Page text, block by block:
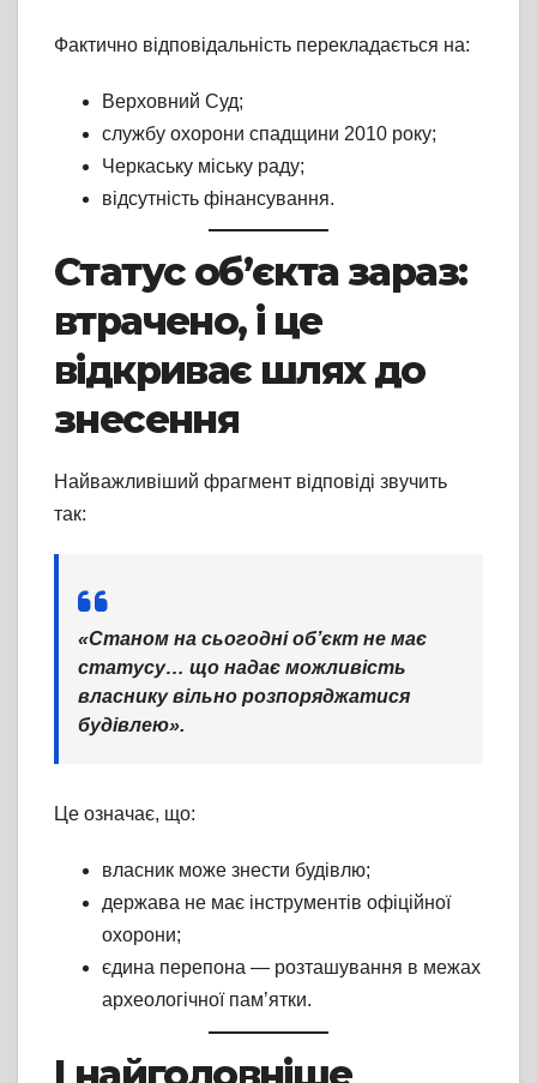
Фактично відповідальність перекладається на:
Верховний Суд;
службу охорони спадщини 2010 року;
Черкаську міську раду;
відсутність фінансування.
Статус об’єкта зараз:
втрачено, і це
відкриває шлях до
знесення
Найважливіший фрагмент відповіді звучить
так:
«Станом на сьогодні об’єкт не має
статусу… що надає можливість
власнику вільно розпоряджатися
будівлею».
Це означає, що:
власник може знести будівлю;
держава не має інструментів офіційної
охорони;
єдина перепона — розташування в межах
археологічної пам’ятки.
І найголовніше